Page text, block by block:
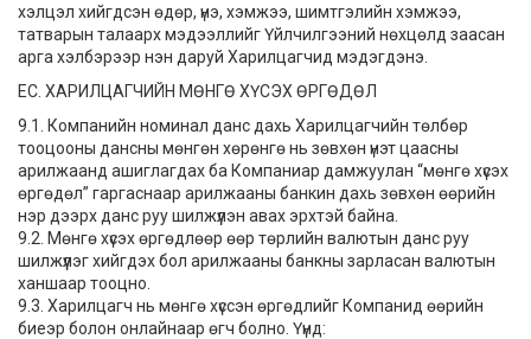
хэлцэл хийгдсэн өдөр, үнэ, хэмжээ, шимтгэлийн хэмжээ,
татварын талаарх мэдээллийг Үйлчилгээний нөхцөлд заасан
арга хэлбэрээр нэн даруй Харилцагчид мэдэгдэнэ.
ЕС. ХАРИЛЦАГЧИЙН МӨНГӨ ХҮСЭХ ӨРГӨДӨЛ
9.1. Компанийн номинал данс дахь Харилцагчийн төлбөр
тооцооны дансны мөнгөн хөрөнгө нь зөвхөн үнэт цаасны
арилжаанд ашиглагдах ба Компаниар дамжуулан “мөнгө хүсэх
өргөдөл” гаргаснаар арилжааны банкин дахь зөвхөн өөрийн
нэр дээрх данс руу шилжүүлэн авах эрхтэй байна.
9.2. Мөнгө хүсэх өргөдлөөр өөр төрлийн валютын данс руу
шилжүүлэг хийгдэх бол арилжааны банкны зарласан валютын
ханшаар тооцно.
9.3. Харилцагч нь мөнгө хүссэн өргөдлийг Компанид өөрийн
биеэр болон онлайнаар өгч болно. Үүнд: